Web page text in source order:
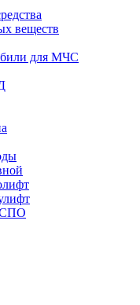
веществ
для МЧС
СПО